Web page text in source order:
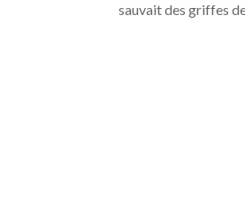
sauvait des griffes